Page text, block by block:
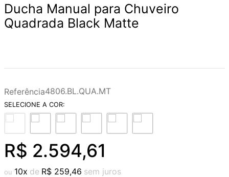
Ducha Manual para Chuveiro
Quadrada Black Matte
Referência4806.BL.QUA.MT
R$ 2.594,61
10 R$ 259,46
4º
deca acabamento registro
7º
red gold
8º
black matte
9º
cobre escovado
grafite escovado